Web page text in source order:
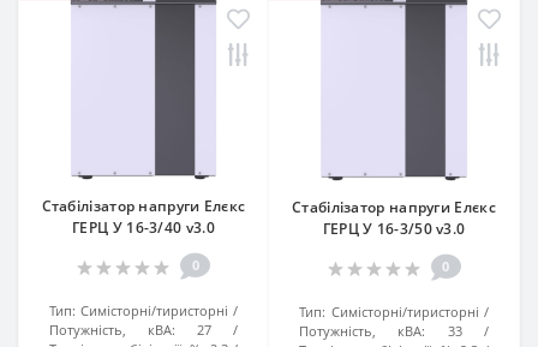
Стабілізатор напруги Елєкс
ГЕРЦ У 16-3/40 v3.0
0
Тип: Симісторні/тиристорні
Потужність, кВА:
27
Стабілізатор напруги Елєкс
ГЕРЦ У 16-3/50 v3.0
0
Тип: Симісторні/тиристорні
Потужність, кВА:
33